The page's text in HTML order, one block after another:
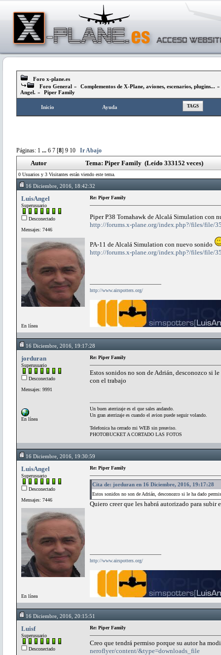
Foro x-plane.es
Foro General » Complementos de X-Plane, aviones, escenarios, plugins... »
Angel. » Piper Family
Inicio Ayuda TAGS
Páginas: 1 ... 6 7 [8] 9 10 Ir Abajo
Autor Tema: Piper Family (Leído 333152 veces)
0 Usuarios y 3 Visitantes están viendo este tema.
16 Diciembre, 2016, 18:42:32
LuisAngel
Superusuario
Desconectado
Mensajes: 7446
En línea
Re: Piper Family
Piper P38 Tomahawk de Alcalá Simulation con
http://forums.x-plane.org/index.php?/files/file/
PA-11 de Alcalá Simulation con nuevo sonido
http://forums.x-plane.org/index.php?/files/file/
http://www.airspotters.org/
16 Diciembre, 2016, 19:17:28
jorduran
Superusuario
Desconectado
Mensajes: 9991
En línea
Re: Piper Family
Estos sonidos no son de Adrián, desconozco si
con el trabajo
Un buen aterrizaje es el que sales andando.
Un gran aterrizaje es cuando el avion puede seguir volando.
Telefonica ha cerrado mi WEB sin preaviso.
PHOTOBUCKET A CORTADO LAS FOTOS
16 Diciembre, 2016, 19:30:59
LuisAngel
Superusuario
Desconectado
Mensajes: 7446
En línea
Re: Piper Family
Cita de: jorduran en 16 Diciembre, 2016, 19:17:28
Estos sonidos no son de Adrián, desconozco si le ha dado
Quiero creer que les habrá autorizado para subir
http://www.airspotters.org/
16 Diciembre, 2016, 20:15:51
Luisf
Superusuario
Desconectado
Re: Piper Family
Creo que tendrá permiso porque su autor ha
neroflyer/content/&type=downloads_file